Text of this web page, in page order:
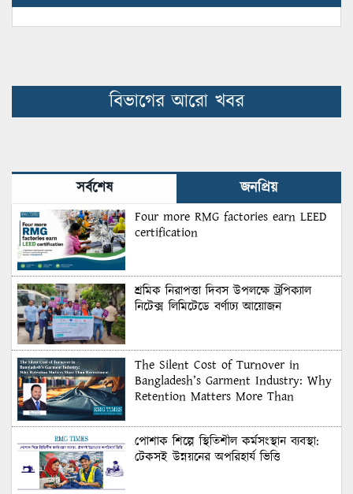
বিভাগের আরো খবর
সর্বশেষ জনপ্রিয়
Four more RMG factories earn LEED
certification
শ্রমিক নিরাপত্তা দিবস উপলক্ষে ট্রপিক্যাল
নিটেক্স লিমিটেডে বর্ণাঢ্য আয়োজন
The Silent Cost of Turnover in
Bangladesh’s Garment Industry: Why
Retention Matters More Than
পোশাক শিল্পে স্থিতিশীল কর্মসংস্থান ব্যবস্থা:
টেকসই উন্নয়নের অপরিহার্য ভিত্তি